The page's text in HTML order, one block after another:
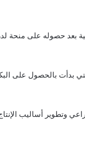
بعد حصوله على منحة
بدأت بالحصول على
وتطوير أساليب